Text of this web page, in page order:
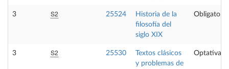
3 S2 25524
Historia de la
filosofía del
siglo XIX
Obligatoria
3 S2 25530
Textos clásicos
y problemas de
Optativa